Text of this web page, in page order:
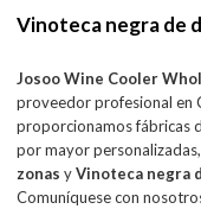
Vinoteca negra de
Josoo Wine Cooler
proveedor profesional en
proporcionamos fábricas
por mayor
zonas yVinoteca negra
Comuníquese con